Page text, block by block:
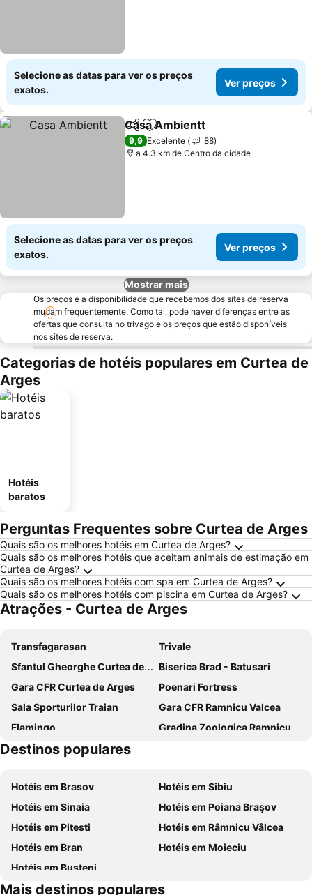
Selecione as datas para ver os preços
exatos.
Ver preços
PartilharAdicionar aos favoritos
Casa Ambientt
9,9 Excelente
88
a 4.3 km de Centro da cidade
Selecione as datas para ver os preços
exatos.
Ver preços
Mostrar mais
Os preços e a disponibilidade que recebemos dos sites de reserva
mudam frequentemente. Como tal, pode haver diferenças entre as
ofertas que consulta no trivago e os preços que estão disponíveis
nos sites de reserva.
Categorias de hotéis populares em Curtea de
Arges
Hotéis
baratos
Perguntas Frequentes sobre Curtea de Arges
Quais são os melhores hotéis em Curtea de Arges?
Quais são os melhores hotéis que aceitam animais de estimação em
Curtea de Arges?
Quais são os melhores hotéis com spa em Curtea de Arges?
Quais são os melhores hotéis com piscina em Curtea de Arges?
Atrações - Curtea de Arges
Transfagarasan
Trivale
Sfantul Gheorghe Curtea de Arges
Biserica Brad - Batusari
Gara CFR Curtea de Arges
Poenari Fortress
Sala Sporturilor Traian
Gara CFR Ramnicu Valcea
Flamingo
Gradina Zoologica Ramnicu Valcea
Complex Olimpic de Natatie
Destinos populares
Hotéis em Brasov
Hotéis em Sibiu
Hotéis em Sinaia
Hotéis em Poiana Braşov
Hotéis em Pitesti
Hotéis em Râmnicu Vâlcea
Hotéis em Bran
Hotéis em Moieciu
Hotéis em Buşteni
Mais destinos populares